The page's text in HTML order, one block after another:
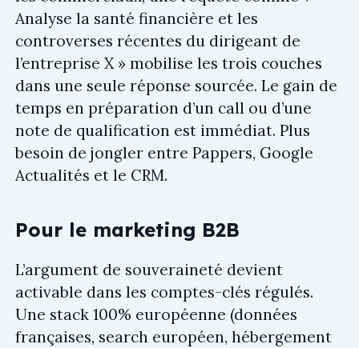
Analyse la santé financière et les
controverses récentes du dirigeant de
l’entreprise X » mobilise les trois couches
dans une seule réponse sourcée. Le gain de
temps en préparation d’un call ou d’une
note de qualification est immédiat. Plus
besoin de jongler entre Pappers, Google
Actualités et le CRM.
Pour le marketing B2B
L’argument de souveraineté devient
activable dans les comptes-clés régulés.
Une stack 100% européenne (données
françaises, search européen, hébergement